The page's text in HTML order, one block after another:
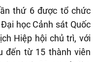
thứ 6 được tổ chức
học Cảnh sát Quốc
Hiệp hội chủ trì, với
đến từ 15 thành viên